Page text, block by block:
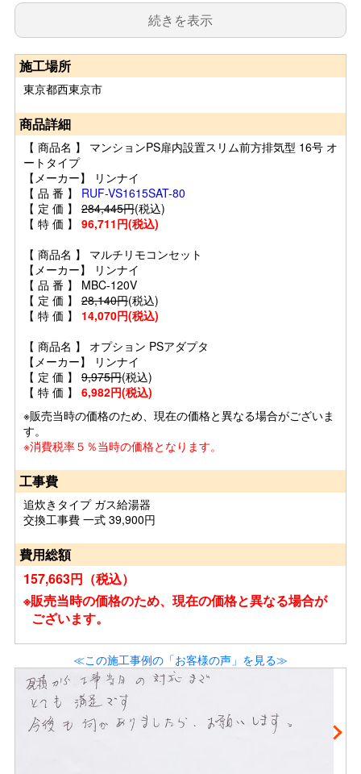
続きを表示
施工場所
東京都西東京市
商品詳細
【 商品名 】 マンションPS扉内設置スリム前方排気型 16号 オ
ートタイプ
【メーカー】 リンナイ
【 品 番 】 RUF-VS1615SAT-80
【 定 価 】 284,445円(税込)
【 特 価 】 96,711円(税込)
【 商品名 】 マルチリモコンセット
【メーカー】 リンナイ
【 品 番 】 MBC-120V
【 定 価 】 28,140円(税込)
【 特 価 】 14,070円(税込)
【 商品名 】 オプション PSアダプタ
【メーカー】 リンナイ
【 定 価 】 9,975円(税込)
【 特 価 】 6,982円(税込)
※販売当時の価格のため、現在の価格と異なる場合がございま
す。
※消費税率５％当時の価格となります。
工事費
追炊きタイプ ガス給湯器
交換工事費 一式 39,900円
費用総額
157,663円（税込）
※販売当時の価格のため、現在の価格と異なる場合が
ございます。
≪この施工事例の「お客様の声」を見る≫